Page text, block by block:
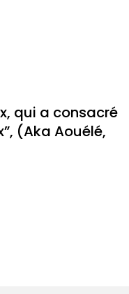
qui a consacré
(Aka Aouélé,